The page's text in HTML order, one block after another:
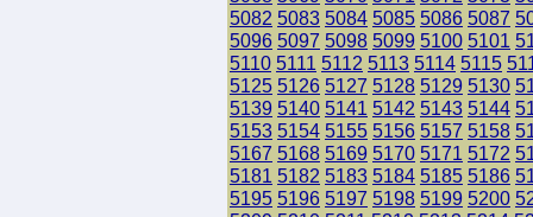
5082 5083 5084 5085 5086 5087
5096 5097 5098 5099 5100 5101
5110 5111 5112 5113 5114 5115
5125 5126 5127 5128 5129 5130
5139 5140 5141 5142 5143 5144
5153 5154 5155 5156 5157 5158
5167 5168 5169 5170 5171 5172
5181 5182 5183 5184 5185 5186
5195 5196 5197 5198 5199 5200